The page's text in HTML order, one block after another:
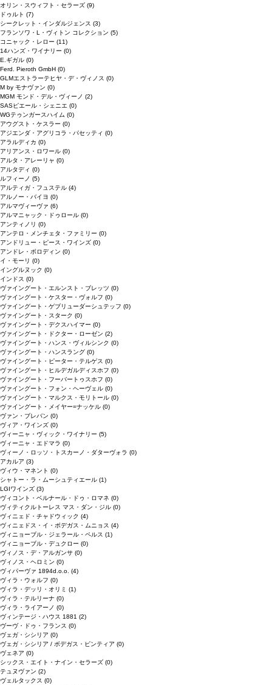
オリン・スウィフト・セラーズ (9)
ドゥルト (7)
シークレット・インダルジェンス (3)
フランソワ・L・ヴィトン コレクション (5)
コニャック・レロー (11)
14ハンズ・ワイナリー (0)
E.ギガル (0)
Ferd. Pieroth GmbH (0)
GLMエストラーテヒヤ・デ・ヴィノス (0)
M by モナヴァン (0)
MGM モンド・デル・ヴィーノ (2)
SASピエール・シェニエ (0)
WGテゥンガースハイム (0)
アウグスト・ケスラー (0)
アジエンダ・アグリコラ・パセッティ (0)
アラルディカ (0)
アリアンス・ロワール (0)
アルタ・アレーリャ (0)
アルタディ (0)
ルフィーノ (5)
アルティガ・フュステル (4)
アルノー・バイヨ (0)
アルマヴィーヴァ (6)
アルマニャック・ドゥロール (0)
アンティノリ (0)
アンテロ・メンチェタ・ファミリー (0)
アンドリュー・ピース・ワインズ (0)
アンドレ・ボロディン (0)
イ・モーリ (0)
イングルヌック (0)
インドス (0)
ヴァイングート・エルンスト・ブレッツ (0)
ヴァイングート・ケスター・ヴォルフ (0)
ヴァイングート・ゲブリューダーシュテッフ (0)
ヴァイングート・スターク (0)
ヴァイングート・デクスハイマー (0)
ヴァイングート・ドクター・ローゼン (2)
ヴァイングート・ハンス・ヴィルシンク (0)
ヴァイングート・ハンスラング (0)
ヴァイングート・ピーター・テルゲス (0)
ヴァイングート・ヒルデガルディスホフ (0)
ヴァイングート・フーバートゥスホフ (0)
ヴァイングート・フォン・ヘーヴェル (0)
ヴァイングート・マルクス・モリトール (0)
ヴァイングート・メイヤー=ナッケル (0)
ヴァン・ブレバン (0)
ヴィア・ワインズ (0)
ヴィーニャ・ヴィック・ワイナリー (5)
ヴィーニャ・エドマラ (0)
ヴィーノ・ロッソ・トスカーノ・ダターヴォラ (0)
アカルア (3)
ヴィウ・マネント (0)
シャトー・ラ・ムーシュティエール (1)
LGIワインズ (3)
ヴィコント・ベルナール・ドゥ・ロマネ (0)
ヴィティクルトーレス マス・ダン・ジル (0)
ヴィニェド・チャドウィック (4)
ヴィニェドス・イ・ボデガス・ムニョス (4)
ヴィニョーブル・ジェラール・ペルス (1)
ヴィニョーブル・デュクロー (0)
ヴィノス・デ・アルガンサ (0)
ヴィノス・ヘロミン (0)
ヴィパーヴァ 1894d.o.o. (4)
ヴィラ・ウォルフ (0)
ヴィラ・デッリ・オリミ (1)
ヴィラ・テルリーナ (0)
ヴィラ・ライアーノ (0)
ヴィンテージ・ハウス 1881 (2)
ヴーヴ・ドゥ・フランス (0)
ヴェガ・シシリア (0)
ヴェガ・シシリア / ボデガス・ピンティア (0)
ヴェネア (0)
シックス・エイト・ナイン・セラーズ (0)
テュヌヴァン (2)
ヴェルタックス (0)